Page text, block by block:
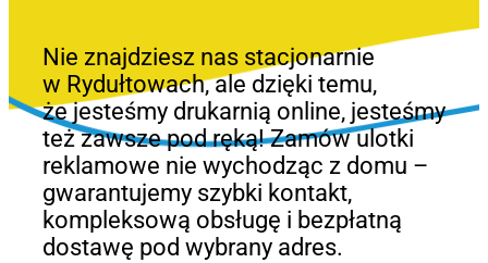
Nie znajdziesz nas stacjonarnie
w Rydułtowach, ale dzięki temu,
że jesteśmy drukarnią online, jesteśmy
też zawsze pod ręką! Zamów ulotki
reklamowe nie wychodząc z domu –
gwarantujemy szybki kontakt,
kompleksową obsługę i bezpłatną
dostawę pod wybrany adres.